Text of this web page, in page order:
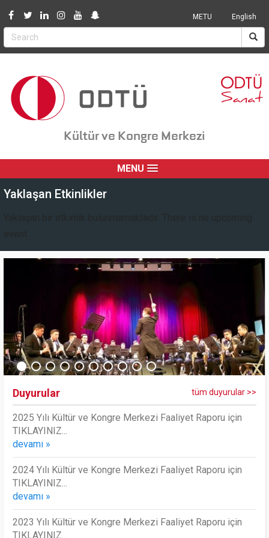
Jump to navigation
METU English
Kültür ve Kongre Merkezi
MENU
Yaklaşan Etkinlikler
Duyurular tüm duyurular >>
2025 Yılı Kültür ve Kongre Merkezi Faaliyet Raporu için
TIKLAYINIZ...
devamı »
2024 Yılı Kültür ve Kongre Merkezi Faaliyet Raporu için
TIKLAYINIZ...
devamı »
2023 Yılı Kültür ve Kongre Merkezi Faaliyet Raporu için
TIKLAYINIZ...